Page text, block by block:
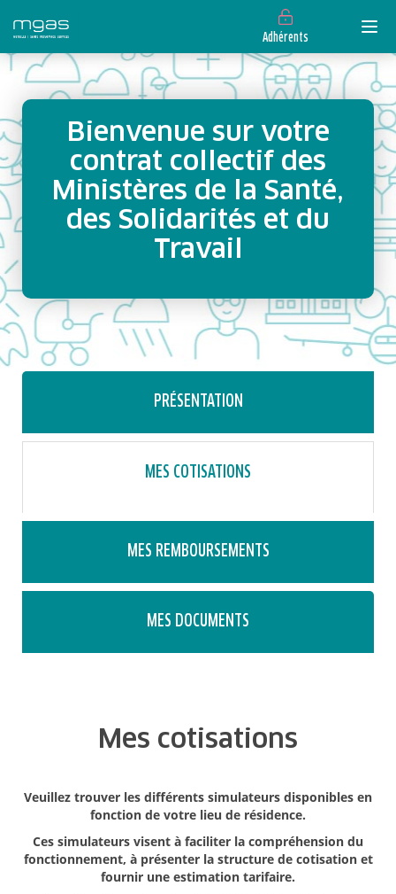
Adhérents
Bienvenue sur votre
contrat collectif des
Ministères de la Santé,
des Solidarités et du
Travail
PRÉSENTATION
MES COTISATIONS
MES REMBOURSEMENTS
MES DOCUMENTS
Mes cotisations
Veuillez trouver les différents simulateurs disponibles en
fonction de votre lieu de résidence.
Ces simulateurs visent à faciliter la compréhension du
fonctionnement, à présenter la structure de cotisation et
fournir une estimation tarifaire.